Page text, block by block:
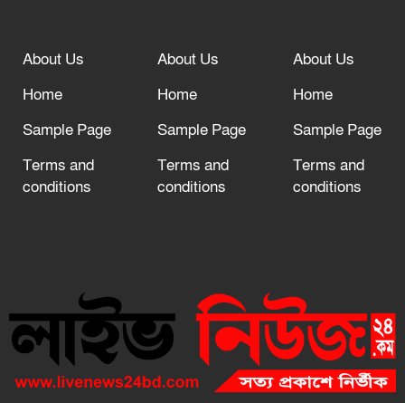
About Us
Home
Sample Page
Terms and
conditions
About Us
Home
Sample Page
Terms and
conditions
About Us
Home
Sample Page
Terms and
conditions